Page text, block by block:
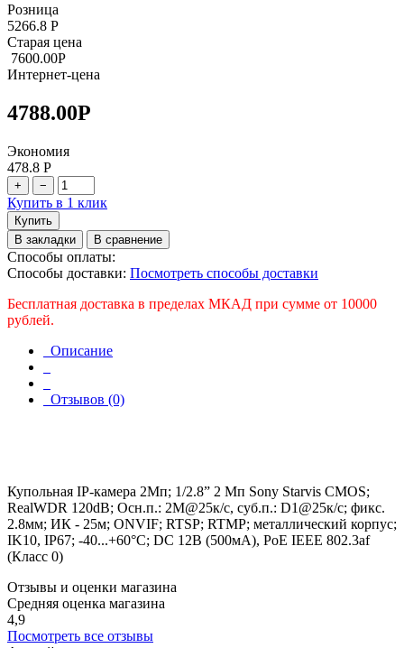
Розница
5266.8 Р
Старая цена
7600.00Р
Интернет-цена
4788.00Р
Экономия
478.8 Р
+ −
Купить в 1 клик
Купить
В закладки
В сравнение
Способы оплаты:
Способы доставки: Посмотреть способы доставки
Бесплатная доставка в пределах МКАД при сумме от 10000
рублей.
Описание
Отзывов (0)
Купольная IP-камера 2Мп; 1/2.8” 2 Мп Sony Starvis CMOS;
RealWDR 120dB; Осн.п.: 2M@25к/с, суб.п.: D1@25к/с; фикс.
2.8мм; ИК - 25м; ONVIF; RTSP; RTMP; металлический корпус;
IK10, IP67; -40...+60°С; DC 12В (500мА), PoE IEEE 802.3af
(Класс 0)
Отзывы и оценки магазина
Средняя оценка магазина
4,9
Посмотреть все отзывы